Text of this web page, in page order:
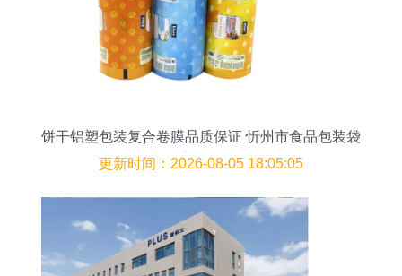
饼干铝塑包装复合卷膜品质保证 忻州市食品包装袋
生产厂家的担保承诺
更新时间：2026-08-05 18:05:05